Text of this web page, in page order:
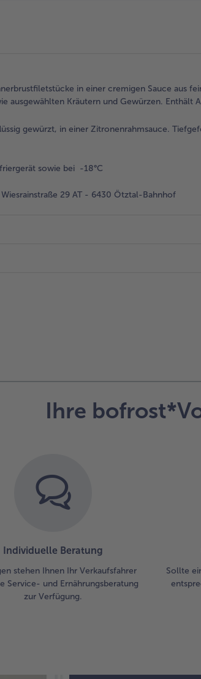
in einer cremigen Sauce aus
ausgewählten Kräutern und Gewürzen. Enthält
gewürzt, in einer Zitronenrahmsauce.
sowie bei -18°C
29 AT - 6430 Ötztal-Bahnhof
Ihre
Individuelle Beratung
stehen Ihnen Ihr Verkaufsfahrer
Service- und Ernährungsberatung
zur Verfügung.
Sollte